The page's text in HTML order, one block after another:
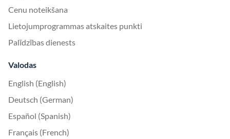
Cenu noteikšana
Lietojumprogrammas atskaites punkti
Palīdzības dienests
Valodas
English (English)
Deutsch (German)
Español (Spanish)
Français (French)